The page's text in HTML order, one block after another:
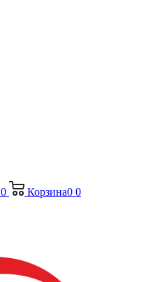
0 Корзина0 0